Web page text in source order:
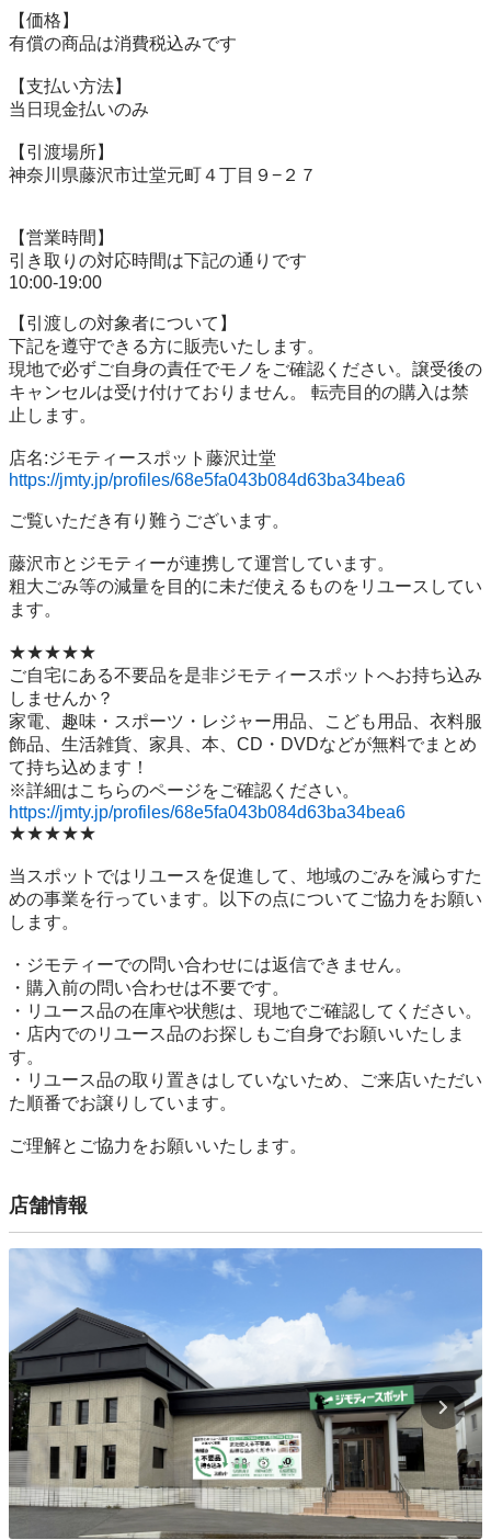
【価格】
有償の商品は消費税込みです
【⽀払い⽅法】
当⽇現⾦払いのみ
【引渡場所】
神奈川県藤沢市辻堂元町４丁目９−２７
【営業時間】
引き取りの対応時間は下記の通りです
10:00-19:00
【引渡しの対象者について】
下記を遵守できる⽅に販売いたします。
現地で必ずご⾃⾝の責任でモノをご確認ください。譲受後の
キャンセルは受け付けておりません。 転売⽬的の購⼊は禁
⽌します。
https://jmty.jp/profiles/68e5fa043b084d63ba34bea6
ご覧いただき有り難うございます。
藤沢市とジモティーが連携して運営しています。
粗⼤ごみ等の減量を⽬的に未だ使えるものをリユースしてい
ます。
★★★★★
ご自宅にある不要品を是非ジモティースポットへお持ち込み
しませんか？
家電、趣味・スポーツ・レジャー用品、こども用品、衣料服
飾品、生活雑貨、家具、本、CD・DVDなどが無料でまとめ
て持ち込めます！
https://jmty.jp/profiles/68e5fa043b084d63ba34bea6
★★★★★
当スポットではリユースを促進して、地域のごみを減らすた
めの事業を行っています。以下の点についてご協力をお願い
します。
・ジモティーでの問い合わせには返信できません。
・購入前の問い合わせは不要です。
・リユース品の在庫や状態は、現地でご確認してください。
・店内でのリユース品のお探しもご自身でお願いいたしま
す。
・リユース品の取り置きはしていないため、ご来店いただい
た順番でお譲りしています。
ご理解とご協力をお願いいたします。
店舗情報